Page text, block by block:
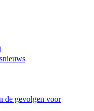
de gevolgen voor